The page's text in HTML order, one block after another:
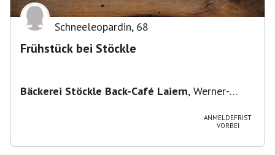
Schneeleopardin, 68
Frühstück bei Stöckle
Bäckerei Stöckle Back-Café Laiern, Werner-
ANMELDEFRIST
VORBEI